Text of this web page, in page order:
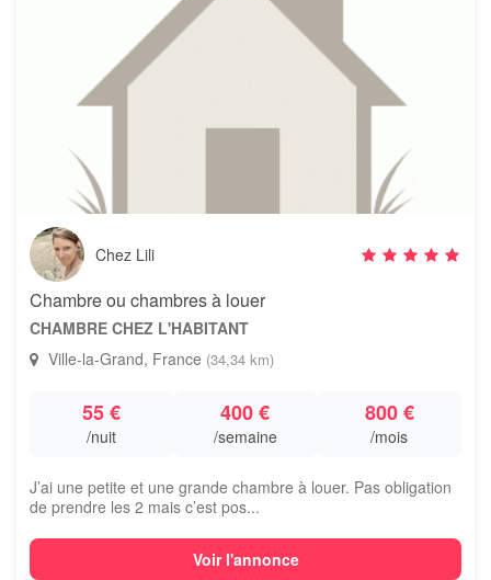
Chez Lili
Chambre ou chambres à louer
CHAMBRE CHEZ L'HABITANT
Ville-la-Grand, France (34,34 km)
55 €
/nuit
400 €
/semaine
800 €
/mois
J’ai une petite et une grande chambre à louer. Pas obligation
de prendre les 2 mais c’est pos...
Voir l'annonce